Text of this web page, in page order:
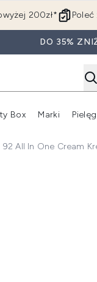
200zł*
DO 35%
Box Marki
92 All In One Cream